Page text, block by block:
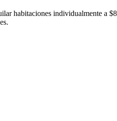
habitaciones individualmente a